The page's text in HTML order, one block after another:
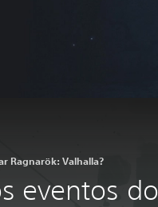
Ragnarök: Valhalla?
eventos do